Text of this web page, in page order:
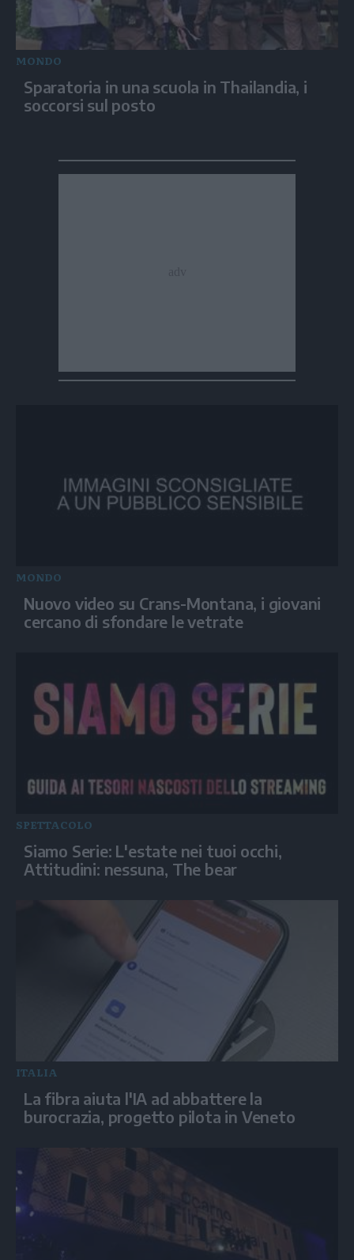
MONDO
Sparatoria in una scuola in Thailandia, i
soccorsi sul posto
MONDO
Nuovo video su Crans-Montana, i giovani
cercano di sfondare le vetrate
SPETTACOLO
Siamo Serie: L'estate nei tuoi occhi,
Attitudini: nessuna, The bear
ITALIA
La fibra aiuta l'IA ad abbattere la
burocrazia, progetto pilota in Veneto